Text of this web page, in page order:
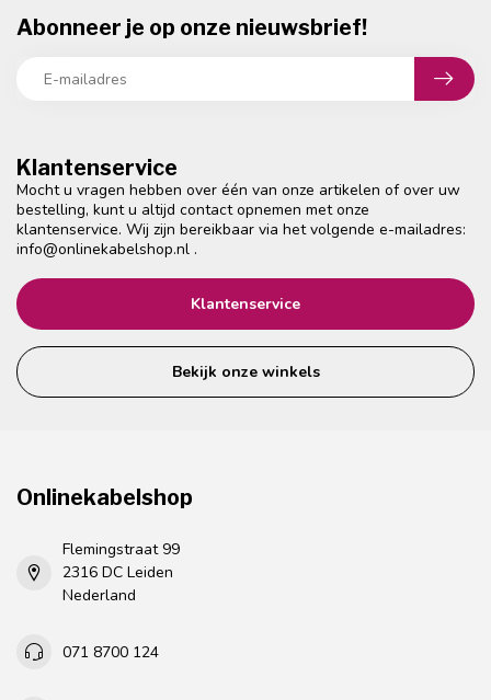
Klantenservice
Mocht u vragen hebben over één van onze artikelen of over uw
bestelling, kunt u altijd contact opnemen met onze
klantenservice. Wij zijn bereikbaar via het volgende e-mailadres:
info@onlinekabelshop.nl .
Klantenservice
Bekijk onze winkels
Abonneer je op onze nieuwsbrief!
Onlinekabelshop
Flemingstraat 99
2316 DC Leiden
Nederland
071 8700 124